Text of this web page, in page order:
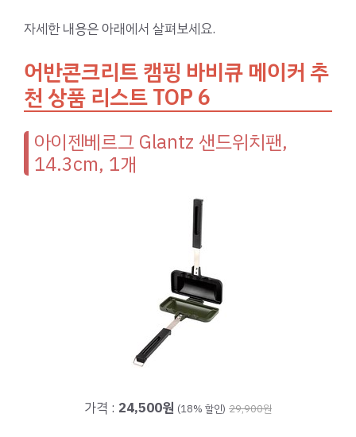
자세한 내용은 아래에서 살펴보세요.
어반콘크리트 캠핑 바비큐 메이커 추
천 상품 리스트 TOP 6
아이젠베르그 Glantz 샌드위치팬,
14.3cm, 1개
가격 : 24,500원 (18% 할인) 29,900원